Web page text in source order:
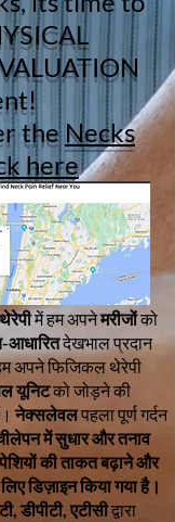
the Necks
here
में हम अपनेमरीजोंको
आधारितदेखभाल प्रदान
अपने फिजिकल थेरेपी
यूनिटको जोड़ने की
नेक्सलेवलपहला पूर्ण गर्दन
में सुधार और तनाव
की ताकत बढ़ाने और
डिज़ाइन किया गया है।
डीपीटी, एटीसीद्वारा